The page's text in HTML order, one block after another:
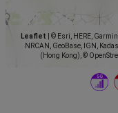
Leaflet
© Esri, HERE,
NRCAN, GeoBase, IGN,
(Hong Kong), ©